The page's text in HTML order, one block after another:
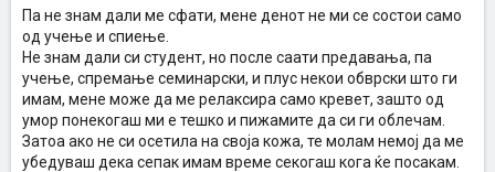
еден саат само, туширање и средување се уште толку, значи
барем 2 саати се во прашање.
Значи стојам зад тоа дека барем кога идат колоквиуми јас
навистина не успевам да вежбам, зборам за редовно
вежбање од 3-4 пати неделно, се трудам за викенд да
надокнадам. И колку да кажам, не сум од тие тромави и
мрзливи, напротив, уживам кога вежбам и имам кондиција.
Ама ете, барем секој ден се враќам пешки од факултет, тоа ми
се фаќа околу 30-40мин.
Кликни за проширување...
Па баш вежбањето многу помогнува за релаксирање и
намалување на стресот при такви периоди, како што е
колоквиумската недела. Сепак никој над книга не седи по 12
саати дневно.
Па не знам дали ме сфати, мене денот не ми се состои само
од учење и спиење.
Не знам дали си студент, но после саати предавања, па
учење, спремање семинарски, и плус некои обврски што ги
имам, мене може да ме релаксира само кревет, зашто од
умор понекогаш ми е тешко и пижамите да си ги облечам.
Затоа ако не си осетила на своја кожа, те молам немој да ме
убедуваш дека сепак имам време секогаш кога ќе посакам.